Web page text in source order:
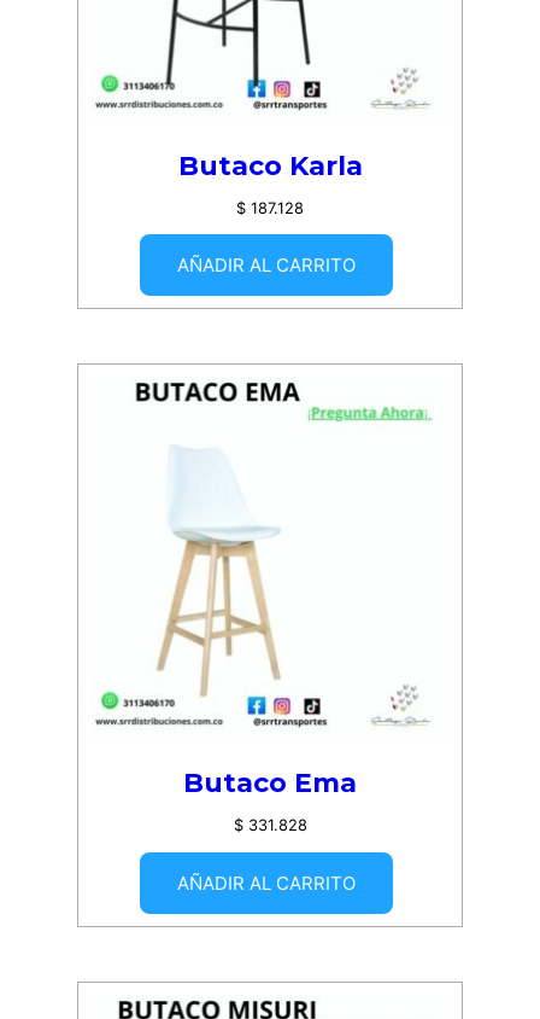
Butaco Karla
$ 187.128
AÑADIR AL CARRITO
Butaco Ema
$331.828
AÑADIR AL CARRITO